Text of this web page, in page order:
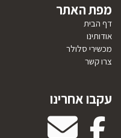
מפת האתר
דף הבית
אודותינו
מכשירי סלולר
צרו קשר
עקבו אחרינו